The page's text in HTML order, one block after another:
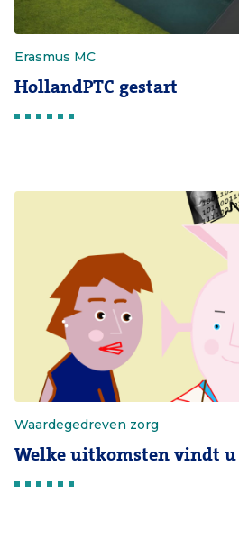
Erasmus MC
HollandPTC gestart
Waardegedreven zorg
Welke uitkomsten vindt